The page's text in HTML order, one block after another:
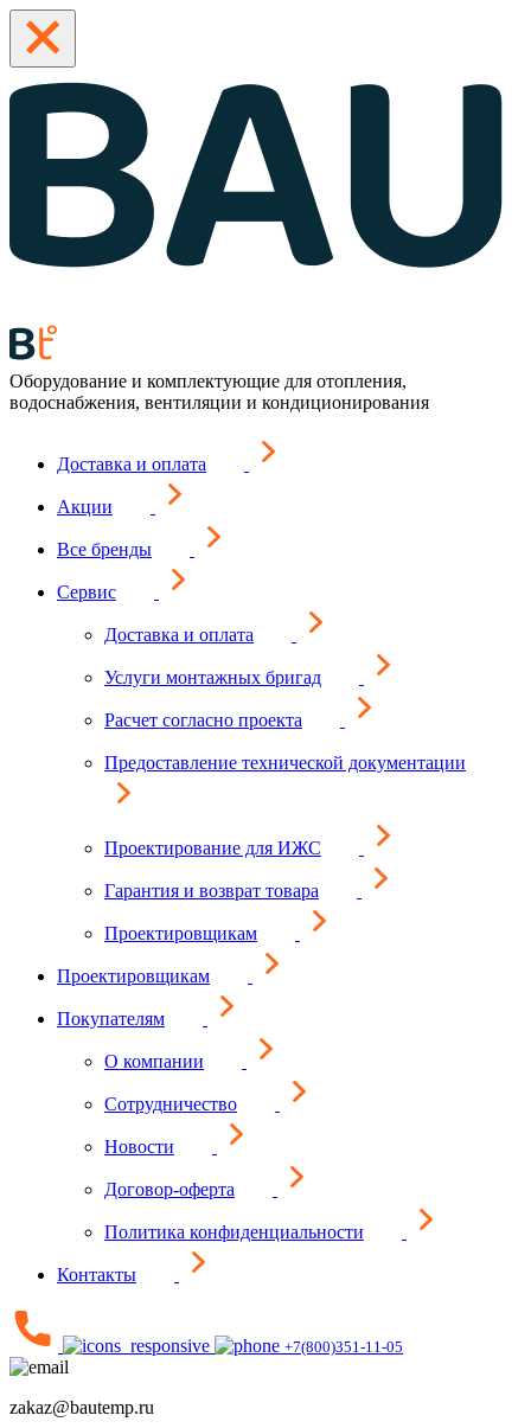
Оборудование и комплектующие для отопления,
водоснабжения, вентиляции и кондиционирования
Доставка и оплата
Акции
Все бренды
Сервис
Доставка и оплата
Услуги монтажных бригад
Расчет согласно проекта
Предоставление технической документации
Проектирование для ИЖС
Гарантия и возврат товара
Проектировщикам
Проектировщикам
Покупателям
О компании
Сотрудничество
Новости
Договор-оферта
Политика конфиденциальности
Контакты
+7(800)351-11-05
zakaz@bautemp.ru